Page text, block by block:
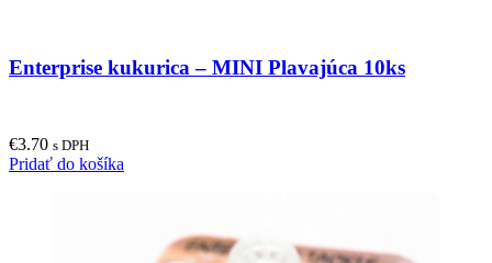
Enterprise kukurica – MINI Plavajúca 10ks
€3.70 s DPH
Pridať do košíka